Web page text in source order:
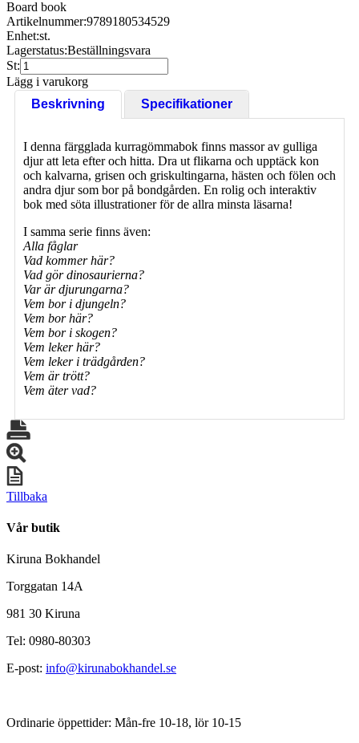
Board book
Artikelnummer:9789180534529
Enhet:st.
Lagerstatus:Beställningsvara
St:
Lägg i varukorg
Beskrivning
Specifikationer
I denna färgglada kurragömmabok finns massor av gulliga
djur att leta efter och hitta. Dra ut flikarna och upptäck kon
och kalvarna, grisen och griskultingarna, hästen och fölen och
andra djur som bor på bondgården. En rolig och interaktiv
bok med söta illustrationer för de allra minsta läsarna!
I samma serie finns även:
Alla fåglar
Vad kommer här?
Vad gör dinosaurierna?
Var är djurungarna?
Vem bor i djungeln?
Vem bor här?
Vem bor i skogen?
Vem leker här?
Vem leker i trädgården?
Vem är trött?
Vem äter vad?
Tillbaka
Vår butik
Kiruna Bokhandel
Torggatan 14A
981 30 Kiruna
Tel: 0980-80303
E-post: info@kirunabokhandel.se
Ordinarie öppettider: Mån-fre 10-18, lör 10-15